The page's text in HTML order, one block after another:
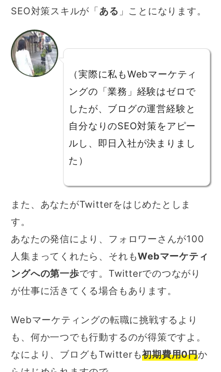
SEO対策スキルが「ある 」ことになります。
（実際に私もWebマーケティ
ングの「業務」経験はゼロで
したが、ブログの運営経験と
自分なりのSEO対策をアピー
ルし、即日入社が決まりまし
た）
また、あなたがTwitterをはじめたとしま
す。
あなたの発信により、フォロワーさんが100
人集まってくれたら、それもWebマーケティ
ングへの第一歩です。Twitterでのつながり
が仕事に活きてくる場合もあります。
Webマーケティングの転職に挑戦するより
も、何か一つでも行動するのが得策ですよ。
なにより、ブログもTwitterも初期費用0円か